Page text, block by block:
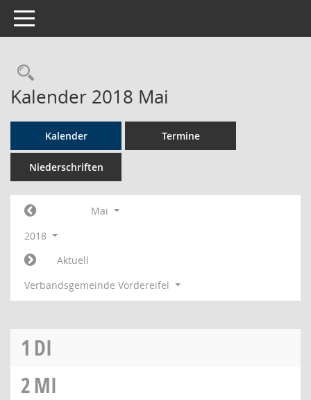
Toggle navigation
Rechercheauswahl
Kalender 2018 Mai
Kalender Termine
Niederschriften
Mai
2018
Aktuell
Verbandsgemeinde Vordereifel
1 DI
2MI